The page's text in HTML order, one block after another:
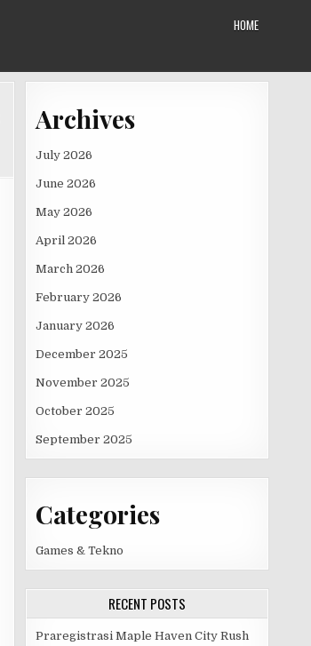
HOME
Archives
July 2026
June 2026
May 2026
April 2026
March 2026
February 2026
January 2026
December 2025
November 2025
October 2025
September 2025
Categories
Games & Tekno
RECENT POSTS
Praregistrasi Maple Haven City Rush